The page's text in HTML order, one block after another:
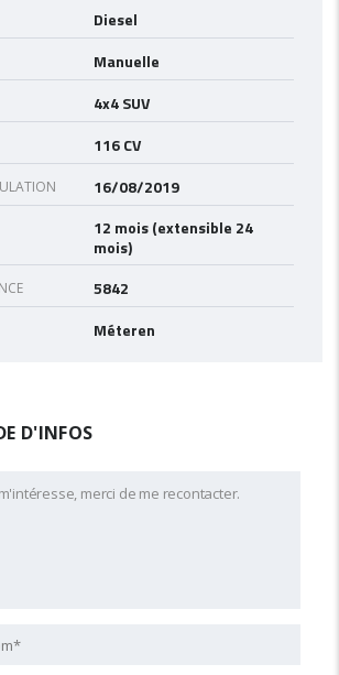
Diesel
Manuelle
4x4 SUV
116 CV
16/08/2019
12 mois (extensible 24
mois)
5842
Méteren
D'INFOS